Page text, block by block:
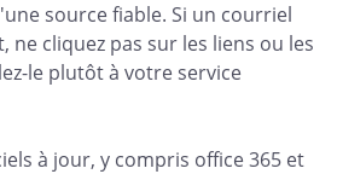
source fiable. Si un courriel
ne cliquez pas sur les liens ou les
le plutôt à votre service
à jour, y compris office 365 et